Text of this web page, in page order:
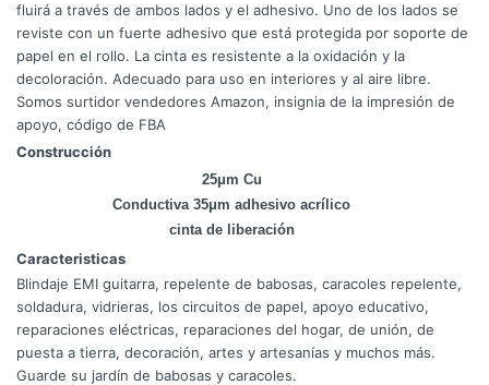
fluirá a través de ambos lados y el adhesivo. Uno de los lados se
reviste con un fuerte adhesivo que está protegida por soporte de
papel en el rollo. La cinta es resistente a la oxidación y la
decoloración. Adecuado para uso en interiores y al aire libre.
Somos surtidor vendedores Amazon, insignia de la impresión de
apoyo, código de FBA
Construcción
25μm Cu
Conductiva 35μm adhesivo acrílico
cinta de liberación
Caracteristicas
Blindaje EMI guitarra, repelente de babosas, caracoles repelente,
soldadura, vidrieras, los circuitos de papel, apoyo educativo,
reparaciones eléctricas, reparaciones del hogar, de unión, de
puesta a tierra, decoración, artes y artesanías y muchos más.
Guarde su jardín de babosas y caracoles.